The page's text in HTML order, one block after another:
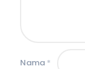
Nama *